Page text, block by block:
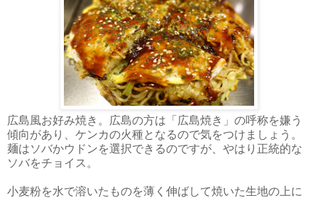
広島風お好み焼き。広島の方は「広島焼き」の呼称を嫌う
傾向があり、ケンカの火種となるので気をつけましょう。
麺はソバかウドンを選択できるのですが、やはり正統的な
ソバをチョイス。
小麦粉を水で溶いたものを薄く伸ばして焼いた生地の上に